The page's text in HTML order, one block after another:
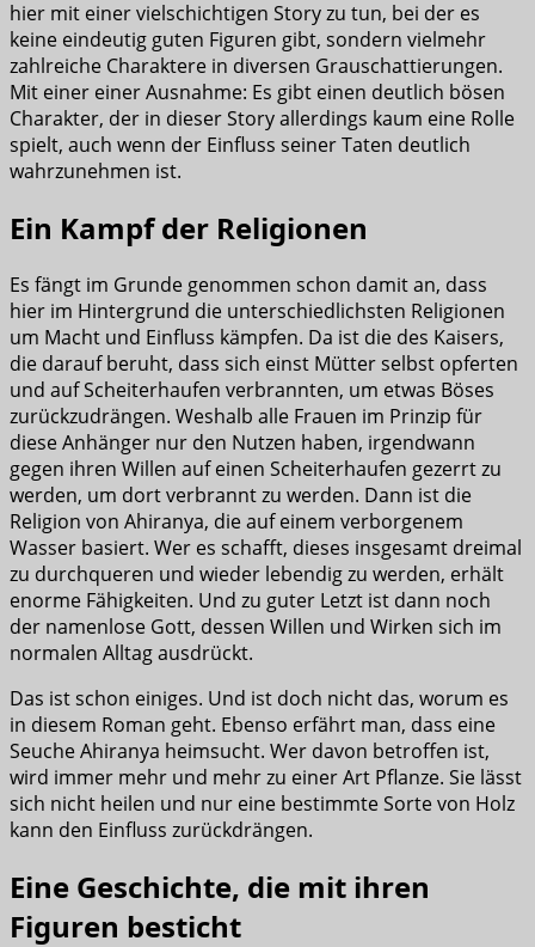
hier mit einer vielschichtigen Story zu tun, bei der es
keine eindeutig guten Figuren gibt, sondern vielmehr
zahlreiche Charaktere in diversen Grauschattierungen.
Mit einer einer Ausnahme: Es gibt einen deutlich bösen
Charakter, der in dieser Story allerdings kaum eine Rolle
spielt, auch wenn der Einfluss seiner Taten deutlich
wahrzunehmen ist.
Ein Kampf der Religionen
Es fängt im Grunde genommen schon damit an, dass
hier im Hintergrund die unterschiedlichsten Religionen
um Macht und Einfluss kämpfen. Da ist die des Kaisers,
die darauf beruht, dass sich einst Mütter selbst opferten
und auf Scheiterhaufen verbrannten, um etwas Böses
zurückzudrängen. Weshalb alle Frauen im Prinzip für
diese Anhänger nur den Nutzen haben, irgendwann
gegen ihren Willen auf einen Scheiterhaufen gezerrt zu
werden, um dort verbrannt zu werden. Dann ist die
Religion von Ahiranya, die auf einem verborgenem
Wasser basiert. Wer es schafft, dieses insgesamt dreimal
zu durchqueren und wieder lebendig zu werden, erhält
enorme Fähigkeiten. Und zu guter Letzt ist dann noch
der namenlose Gott, dessen Willen und Wirken sich im
normalen Alltag ausdrückt.
Das ist schon einiges. Und ist doch nicht das, worum es
in diesem Roman geht. Ebenso erfährt man, dass eine
Seuche Ahiranya heimsucht. Wer davon betroffen ist,
wird immer mehr und mehr zu einer Art Pflanze. Sie lässt
sich nicht heilen und nur eine bestimmte Sorte von Holz
kann den Einfluss zurückdrängen.
Eine Geschichte, die mit ihren
Figuren besticht